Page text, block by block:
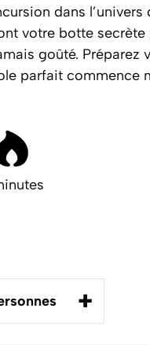
dans
votre botte
goûté. Préparez
parfait commence
+